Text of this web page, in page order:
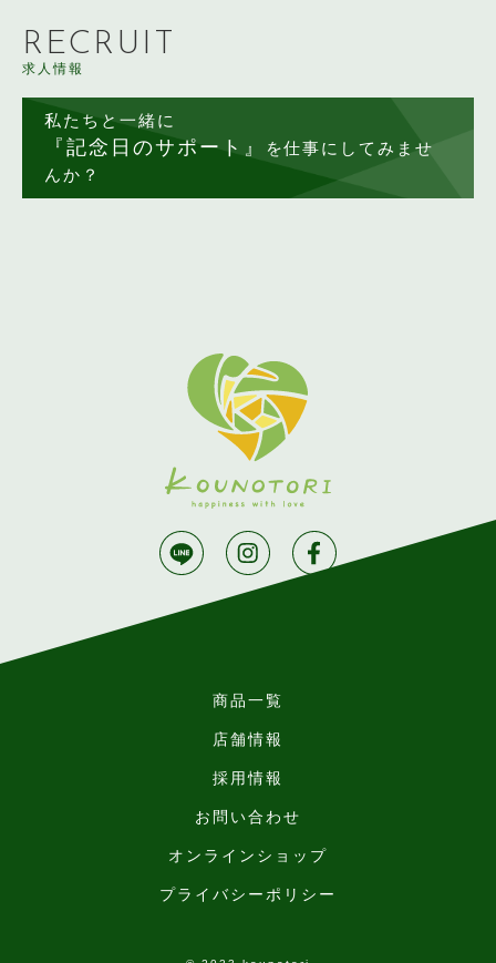
RECRUIT
求人情報
私たちと一緒に
『記念日のサポート』
を仕事にしてみませ
んか？
商品一覧
店舗情報
採用情報
お問い合わせ
オンラインショップ
プライバシーポリシー